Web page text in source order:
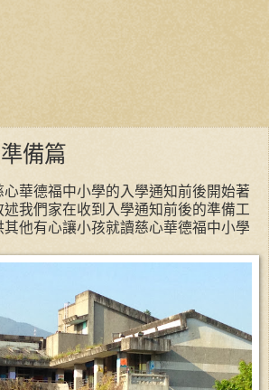
備篇
華德福中小學的入學通知前後開始著
我們家在收到入學通知前後的準備工
他有心讓小孩就讀慈心華德福中小學